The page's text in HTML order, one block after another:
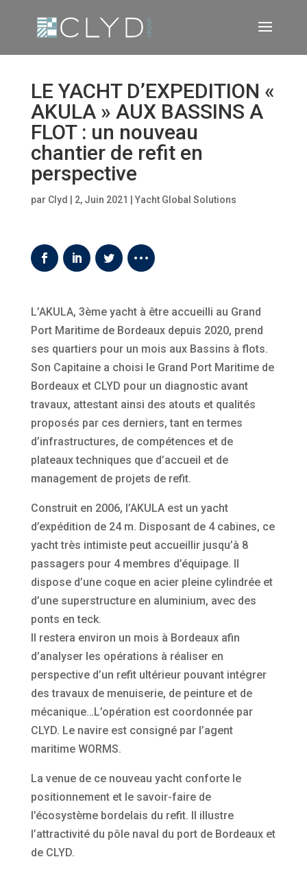
LE YACHT D’EXPEDITION «
AKULA » AUX BASSINS A
FLOT : un nouveau
chantier de refit en
perspective
par Clyd 2, Juin 2021 Yacht Global Solutions
L’AKULA, 3ème yacht à être accueilli au Grand
Port Maritime de Bordeaux depuis 2020, prend
ses quartiers pour un mois aux Bassins à flots.
Son Capitaine a choisi le Grand Port Maritime de
Bordeaux et CLYD pour un diagnostic avant
travaux, attestant ainsi des atouts et qualités
proposés par ces derniers, tant en termes
d’infrastructures, de compétences et de
plateaux techniques que d’accueil et de
management de projets de refit.
Construit en 2006, l’AKULA est un yacht
d’expédition de 24 m. Disposant de 4 cabines, ce
yacht très intimiste peut accueillir jusqu’à 8
passagers pour 4 membres d’équipage. Il
dispose d’une coque en acier pleine cylindrée et
d’une superstructure en aluminium, avec des
ponts en teck.
Il restera environ un mois à Bordeaux afin
d’analyser les opérations à réaliser en
perspective d’un refit ultérieur pouvant intégrer
des travaux de menuiserie, de peinture et de
mécanique…L’opération est coordonnée par
CLYD. Le navire est consigné par l’agent
maritime WORMS.
La venue de ce nouveau yacht conforte le
positionnement et le savoir-faire de
l’écosystème bordelais du refit. Il illustre
l’attractivité du pôle naval du port de Bordeaux et
de CLYD.